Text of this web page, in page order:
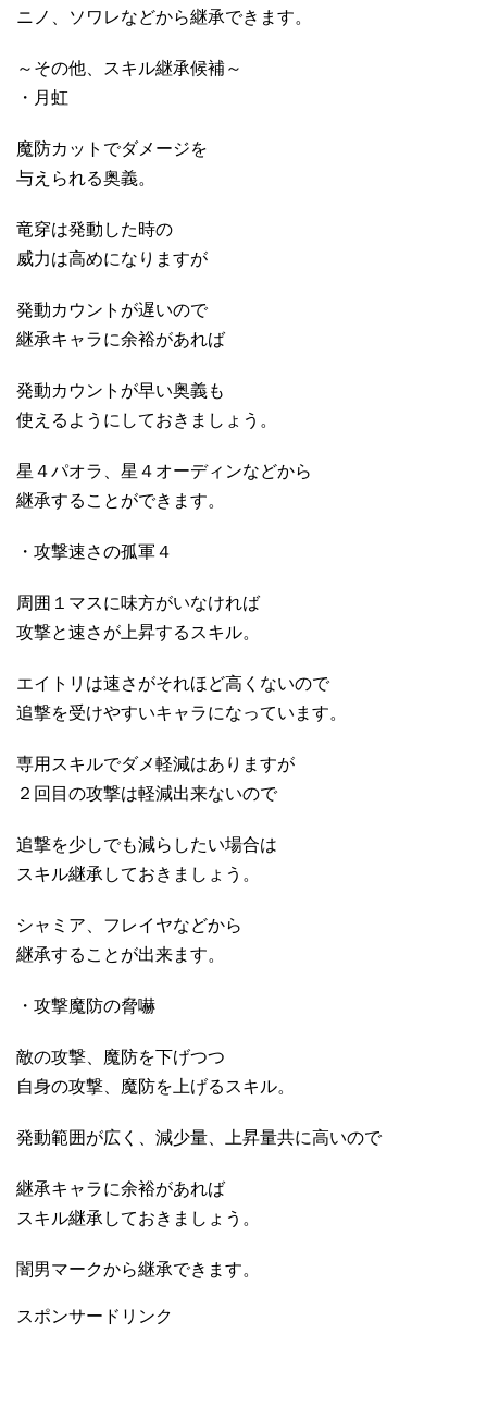
ニノ、ソワレなどから継承できます。
～その他、スキル継承候補～
・月虹
魔防カットでダメージを
与えられる奥義。
竜穿は発動した時の
威力は高めになりますが
発動カウントが遅いので
継承キャラに余裕があれば
発動カウントが早い奥義も
使えるようにしておきましょう。
星４パオラ、星４オーディンなどから
継承することができます。
・攻撃速さの孤軍４
周囲１マスに味方がいなければ
攻撃と速さが上昇するスキル。
エイトリは速さがそれほど高くないので
追撃を受けやすいキャラになっています。
専用スキルでダメ軽減はありますが
２回目の攻撃は軽減出来ないので
追撃を少しでも減らしたい場合は
スキル継承しておきましょう。
シャミア、フレイヤなどから
継承することが出来ます。
・攻撃魔防の脅嚇
敵の攻撃、魔防を下げつつ
自身の攻撃、魔防を上げるスキル。
発動範囲が広く、減少量、上昇量共に高いので
継承キャラに余裕があれば
スキル継承しておきましょう。
闇男マークから継承できます。
スポンサードリンク